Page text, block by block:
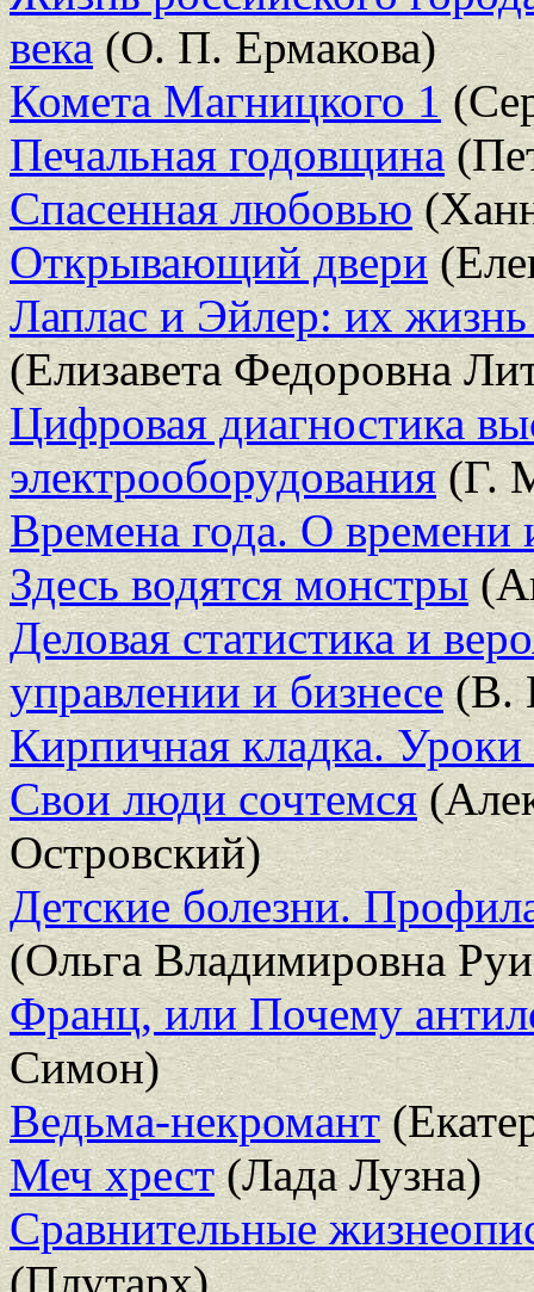
века(О. П. Ермакова)
Комета Магницкого 1
Печальная годовщина
Спасенная любовью
Открывающий двери
Лаплас и Эйлер: их жизнь
(Елизавета Федоровна
Цифровая диагностика
электрооборудования(Г.
Времена года. О времени
Здесь водятся монстры
Деловая статистика и
управлении и бизнесе(В.
Кирпичная кладка. Уроки
Свои люди сочтемся
Островский)
Детские болезни.
(Ольга Владимировна
Франц, или Почему
Симон)
Ведьма-некромант
Меч хрест(Лада Лузна)
Сравнительные
(Плутарх)